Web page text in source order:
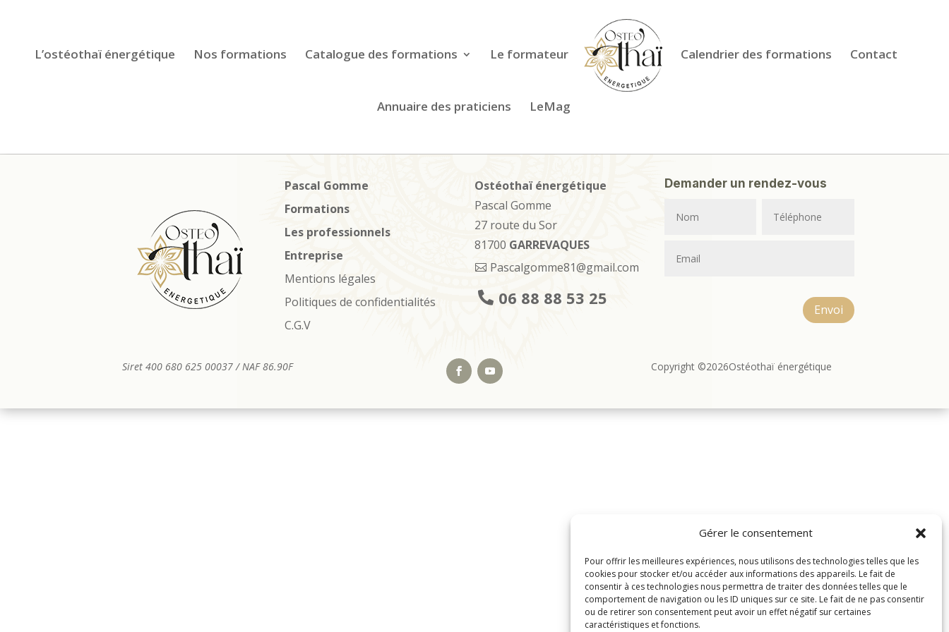
Gérer le consentement
Pour offrir les meilleures expériences, nous utilisons des technologies telles que les
cookies pour stocker et/ou accéder aux informations des appareils. Le fait de
consentir à ces technologies nous permettra de traiter des données telles que le
comportement de navigation ou les ID uniques sur ce site. Le fait de ne pas consentir
ou de retirer son consentement peut avoir un effet négatif sur certaines
caractéristiques et fonctions.
L’ostéothaï énergétique Nos formations Catalogue des formations Le formateur Calendrier des formations Contact
Annuaire des praticiens LeMag
Pascal Gomme
Formations
Les professionnels
Entreprise
Mentions légales
Politiques de confidentialités
C.G.V
Ostéothaï énergétique
Pascal Gomme
27 route du Sor
81700 GARREVAQUES
Pascalgomme81@gmail.com
06 88 88 53 25
Demander un rendez-vous
Envoi
Siret 400 680 625 00037 /NAF 86.90F Copyright ©2026Ostéothaï énergétique